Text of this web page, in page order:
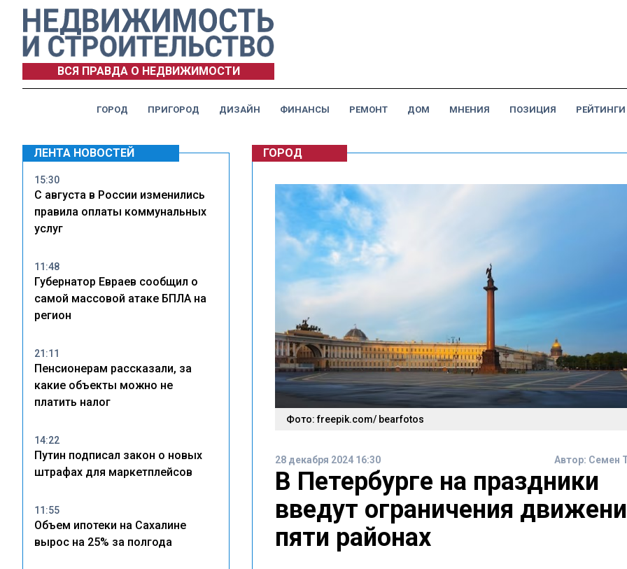
ВСЯ ПРАВДА О НЕДВИЖИМОСТИ
ГОРОД ПРИГОРОД ДИЗАЙН ФИНАНСЫ РЕМОНТ ДОМ МНЕНИЯ ПОЗИЦИЯ РЕЙТИНГИ
ЛЕНТА НОВОСТЕЙ
15:30
С августа в России изменились
правила оплаты коммунальных
услуг
11:48
Губернатор Евраев сообщил о
самой массовой атаке БПЛА на
регион
21:11
Пенсионерам рассказали, за
какие объекты можно не
платить налог
14:22
Путин подписал закон о новых
штрафах для маркетплейсов
11:55
Объем ипотеки на Сахалине
вырос на 25% за полгода
ГОРОД
Фото: freepik.com/ bearfotos
28 декабря 2024 16:30 Автор: Семен
В Петербурге на праздники
введут ограничения
пяти районах